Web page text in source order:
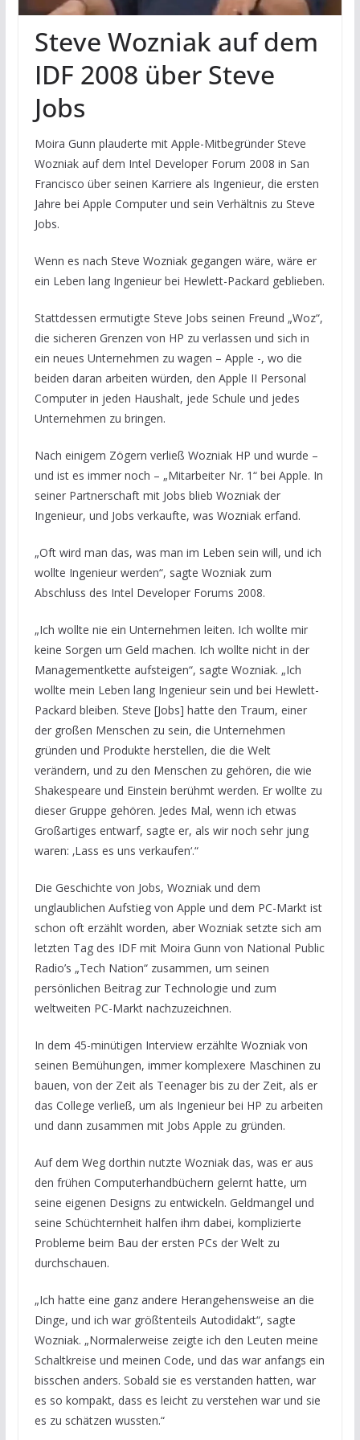
Steve Wozniak auf dem
IDF 2008 über Steve
Jobs
Moira Gunn plauderte mit Apple-Mitbegründer Steve
Wozniak auf dem Intel Developer Forum 2008 in San
Francisco über seinen Karriere als Ingenieur, die ersten
Jahre bei Apple Computer und sein Verhältnis zu Steve
Jobs.
Wenn es nach Steve Wozniak gegangen wäre, wäre er
ein Leben lang Ingenieur bei Hewlett-Packard geblieben.
Stattdessen ermutigte Steve Jobs seinen Freund „Woz“,
die sicheren Grenzen von HP zu verlassen und sich in
ein neues Unternehmen zu wagen – Apple -, wo die
beiden daran arbeiten würden, den Apple II Personal
Computer in jeden Haushalt, jede Schule und jedes
Unternehmen zu bringen.
Nach einigem Zögern verließ Wozniak HP und wurde –
und ist es immer noch – „Mitarbeiter Nr. 1“ bei Apple. In
seiner Partnerschaft mit Jobs blieb Wozniak der
Ingenieur, und Jobs verkaufte, was Wozniak erfand.
„Oft wird man das, was man im Leben sein will, und ich
wollte Ingenieur werden“, sagte Wozniak zum
Abschluss des Intel Developer Forums 2008.
„Ich wollte nie ein Unternehmen leiten. Ich wollte mir
keine Sorgen um Geld machen. Ich wollte nicht in der
Managementkette aufsteigen“, sagte Wozniak. „Ich
wollte mein Leben lang Ingenieur sein und bei Hewlett-
Packard bleiben. Steve [Jobs] hatte den Traum, einer
der großen Menschen zu sein, die Unternehmen
gründen und Produkte herstellen, die die Welt
verändern, und zu den Menschen zu gehören, die wie
Shakespeare und Einstein berühmt werden. Er wollte zu
dieser Gruppe gehören. Jedes Mal, wenn ich etwas
Großartiges entwarf, sagte er, als wir noch sehr jung
waren: ‚Lass es uns verkaufen‘.“
Die Geschichte von Jobs, Wozniak und dem
unglaublichen Aufstieg von Apple und dem PC-Markt ist
schon oft erzählt worden, aber Wozniak setzte sich am
letzten Tag des IDF mit Moira Gunn von National Public
Radio’s „Tech Nation“ zusammen, um seinen
persönlichen Beitrag zur Technologie und zum
weltweiten PC-Markt nachzuzeichnen.
In dem 45-minütigen Interview erzählte Wozniak von
seinen Bemühungen, immer komplexere Maschinen zu
bauen, von der Zeit als Teenager bis zu der Zeit, als er
das College verließ, um als Ingenieur bei HP zu arbeiten
und dann zusammen mit Jobs Apple zu gründen.
Auf dem Weg dorthin nutzte Wozniak das, was er aus
den frühen Computerhandbüchern gelernt hatte, um
seine eigenen Designs zu entwickeln. Geldmangel und
seine Schüchternheit halfen ihm dabei, komplizierte
Probleme beim Bau der ersten PCs der Welt zu
durchschauen.
„Ich hatte eine ganz andere Herangehensweise an die
Dinge, und ich war größtenteils Autodidakt“, sagte
Wozniak. „Normalerweise zeigte ich den Leuten meine
Schaltkreise und meinen Code, und das war anfangs ein
bisschen anders. Sobald sie es verstanden hatten, war
es so kompakt, dass es leicht zu verstehen war und sie
es zu schätzen wussten.“